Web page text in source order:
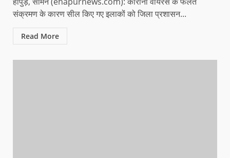
संक्रमण के कारण सील किए गए इलाकों को जिला प्रशासन...
Read More